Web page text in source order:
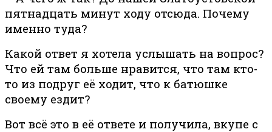
пятнадцать минут ходу отсюда. Почему
именно туда?
Какой ответ я хотела услышать на вопрос?
Что ей там больше нравится, что там кто-
то из подруг её ходит, что к батюшке
своему ездит?
Вот всё это в её ответе и получила, вкупе с